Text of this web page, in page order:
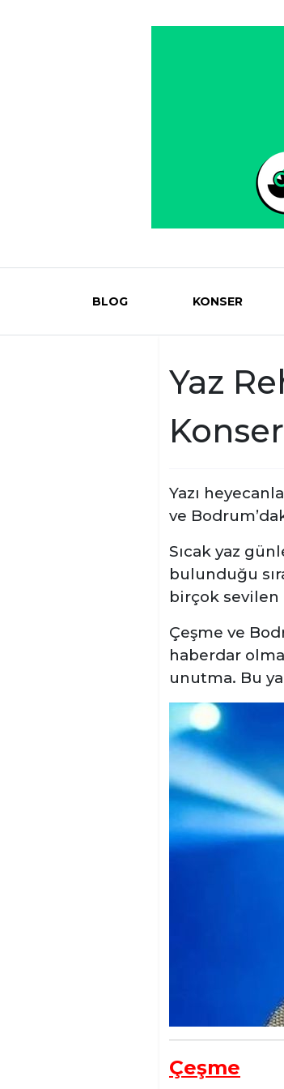
Eventmag
BLOG KONSER
Yaz
Yazı
ve
Sıcak yaz
bulunduğu
birçok sevilen
Çeşme ve
haberdar
unutma. Bu
Çeşme